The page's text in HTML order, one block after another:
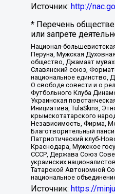
Источник: http://
* Перечень
или запрете
Национал-
Перуна, Мужская
общество, Джамаат
Славянский союз,
национальное единство,
О свободе совести и о
Футбольного Клуба
Украинская
Инициатива, TulaSkins,
крымскотатарского
Независимость, Фирма,
Благотворительный
Патриотический клуб-
Краснодара, Мужское
СССР, Держава Союз
украинских
Татарской Автономной
национальное
Источник: https://